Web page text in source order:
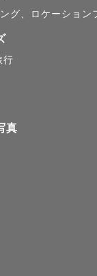
「写
→ご
また
🌱ご
・ス
・夜
・さ
は追
グ、ロケーション
行
真